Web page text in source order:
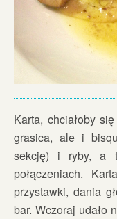
Karta, chciałoby
grasica, ale i
sekcję) i ryby, a
połączeniach.
przystawki, dania
bar. Wczoraj udało